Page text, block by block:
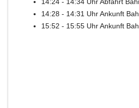
14:24 - 14:34 Uhr Abfahrt
14:28 - 14:31 Uhr Ankunft
15:52 - 15:55 Uhr Ankunft